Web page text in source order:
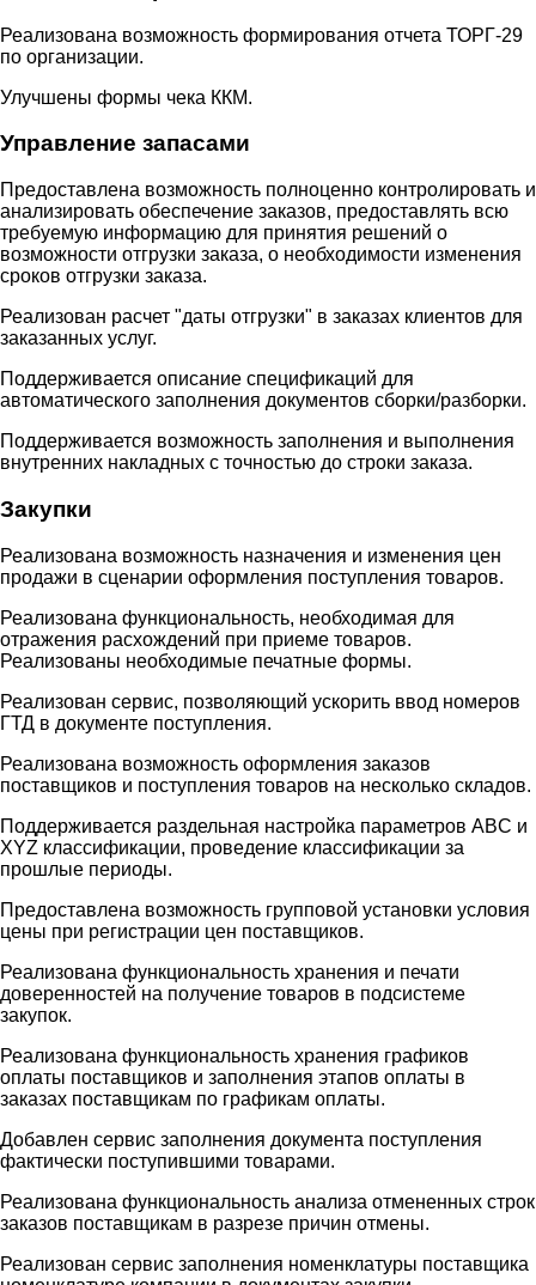
Реализована возможность формирования отчета ТОРГ-29
по организации.
Улучшены формы чека ККМ.
Управление запасами
Предоставлена возможность полноценно контролировать и
анализировать обеспечение заказов, предоставлять всю
требуемую информацию для принятия решений о
возможности отгрузки заказа, о необходимости изменения
сроков отгрузки заказа.
Реализован расчет "даты отгрузки" в заказах клиентов для
заказанных услуг.
Поддерживается описание спецификаций для
автоматического заполнения документов сборки/разборки.
Поддерживается возможность заполнения и выполнения
внутренних накладных с точностью до строки заказа.
Закупки
Реализована возможность назначения и изменения цен
продажи в сценарии оформления поступления товаров.
Реализована функциональность, необходимая для
отражения расхождений при приеме товаров.
Реализованы необходимые печатные формы.
Реализован сервис, позволяющий ускорить ввод номеров
ГТД в документе поступления.
Реализована возможность оформления заказов
поставщиков и поступления товаров на несколько складов.
Поддерживается раздельная настройка параметров ABC и
XYZ классификации, проведение классификации за
прошлые периоды.
Предоставлена возможность групповой установки условия
цены при регистрации цен поставщиков.
Реализована функциональность хранения и печати
доверенностей на получение товаров в подсистеме
закупок.
Реализована функциональность хранения графиков
оплаты поставщиков и заполнения этапов оплаты в
заказах поставщикам по графикам оплаты.
Добавлен сервис заполнения документа поступления
фактически поступившими товарами.
Реализована функциональность анализа отмененных строк
заказов поставщикам в разрезе причин отмены.
Реализован сервис заполнения номенклатуры поставщика